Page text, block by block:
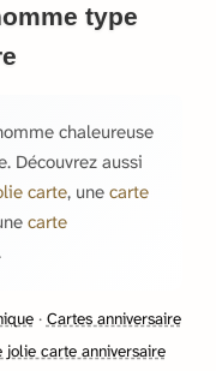
type
chaleureuse
Découvrez aussi
carte, une carte
carte
· Cartes anniversaire
jolie carte anniversaire